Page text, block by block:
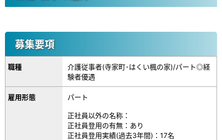
募集要項
職種
介護従事者(寺家町･はくい楓の家)/パート◎経
験者優遇
雇用形態 パート
正社員以外の名称：
正社員登用の有無：あり
正社員登用実績(過去3年間)：17名